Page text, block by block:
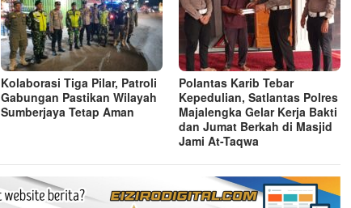
Kolaborasi Tiga Pilar, Patroli
Gabungan Pastikan Wilayah
Sumberjaya Tetap Aman
Polantas Karib Tebar
Kepedulian, Satlantas Polres
Majalengka Gelar Kerja Bakti
dan Jumat Berkah di Masjid
Jami At-Taqwa